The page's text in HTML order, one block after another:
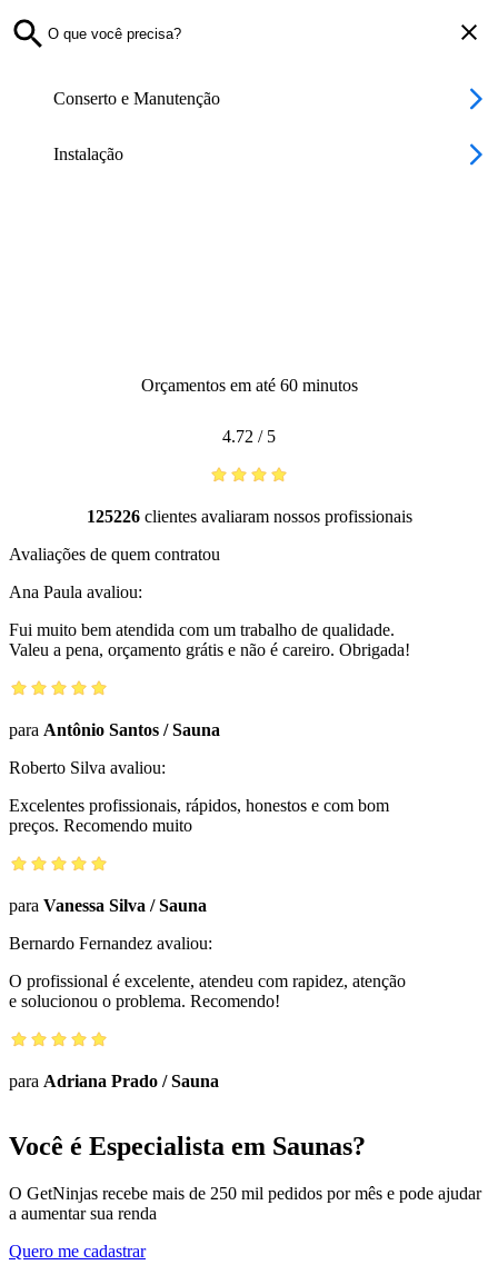
Conserto e Manutenção
Instalação
Orçamentos em até 60 minutos
4.72 / 5
125226clientes avaliaram nossos profissionais
Avaliações de quem contratou
Ana Paula avaliou:
Fui muito bem atendida com um trabalho de qualidade.
Valeu a pena, orçamento grátis e não é careiro. Obrigada!
para Antônio Santos /Sauna
Roberto Silva avaliou:
Excelentes profissionais, rápidos, honestos e com bom
preços. Recomendo muito
para Vanessa Silva /Sauna
Bernardo Fernandez avaliou:
O profissional é excelente, atendeu com rapidez, atenção
e solucionou o problema. Recomendo!
para Adriana Prado /Sauna
Você é Especialista em Saunas?
O GetNinjas recebe mais de 250 mil pedidos por mês e pode ajudar
a aumentar sua renda
Quero me cadastrar